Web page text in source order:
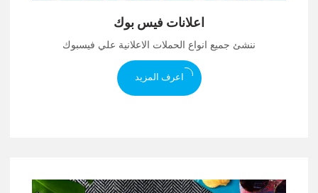
اعلانات فيس بوك
ننشئ جميع انواع الحملات الاعلانية علي فيسبوك
اعرف المزيد